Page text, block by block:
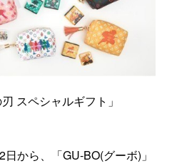
スペシャルギフト」
から、「GU-BO(グーボ)」